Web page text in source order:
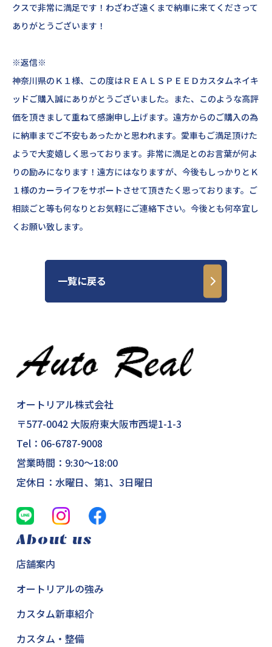
クスで非常に満足です！わざわざ遠くまで納車に来てくださって
ありがとうございます！
※返信※
神奈川県のＫ１様、この度はＲＥＡＬＳＰＥＥＤカスタムネイキ
ッドご購入誠にありがとうございました。また、このような高評
価を頂きまして重ねて感謝申し上げます。遠方からのご購入の為
に納車までご不安もあったかと思われます。愛車もご満足頂けた
ようで大変嬉しく思っております。非常に満足とのお言葉が何よ
りの励みになります！遠方にはなりますが、今後もしっかりとＫ
１様のカーライフをサポートさせて頂きたく思っております。ご
相談ごと等も何なりとお気軽にご連絡下さい。今後とも何卒宜し
くお願い致します。
一覧に戻る
オートリアル株式会社
〒577-0042 大阪府東大阪市西堤1-1-3
Tel： 06-6787-9008
営業時間：9:30～18:00
定休日：水曜日、第1、3日曜日
About us
店舗案内
オートリアルの強み
カスタム新車紹介
カスタム・整備